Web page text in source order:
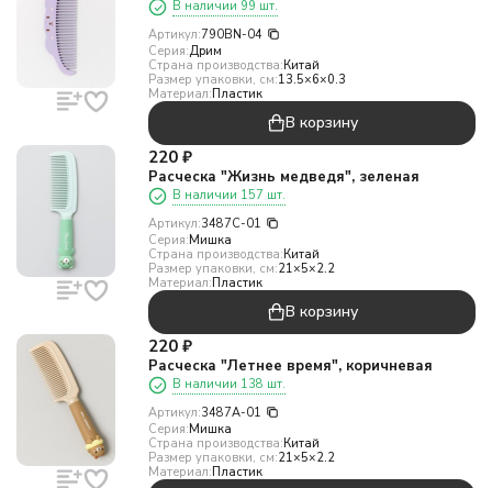
В наличии 99 шт.
Артикул:790BN-04
Серия:Дрим
Страна производства:Китай
Размер упаковки, см:13.5×6×0.3
Материал:Пластик
В корзину
220 ₽
Расческа "Жизнь медведя", зеленая
В наличии 157 шт.
Артикул:3487C-01
Серия:Мишка
Страна производства:Китай
Размер упаковки, см:21×5×2.2
Материал:Пластик
В корзину
220 ₽
Расческа "Летнее время", коричневая
В наличии 138 шт.
Артикул:3487A-01
Серия:Мишка
Страна производства:Китай
Размер упаковки, см:21×5×2.2
Материал:Пластик